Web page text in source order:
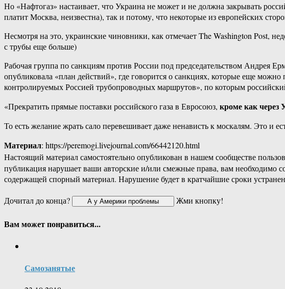
Но «Нафтогаз» настаивает, что Украина не может и не должна закрывать
платит Москва, неизвестна), так и потому, что некоторые из европейских
Несмотря на это, украинские чиновники, как отмечает The Washington Post,
с трубы еще больше)
Рабочая группа по санкциям против России под председательством
опубликовала «план действий», где говорится о санкциях, которые еще
контролируемых Россией трубопроводных маршрутов», по которым
«Прекратить прямые поставки российского газа в Евросоюз, кроме как через
То есть желание жрать сало перевешивает даже ненависть к москалям. Это и
Материал: https://peremogi.livejournal.com/66442120.html
Настоящий материал самостоятельно опубликован в нашем сообществе
публикация нарушает ваши авторские и/или смежные права, вам необходимо
содержащей спорный материал. Нарушение будет в кратчайшие сроки
Дочитал до конца?
Жми кнопку!
Вам может понравиться...
Самозанятые